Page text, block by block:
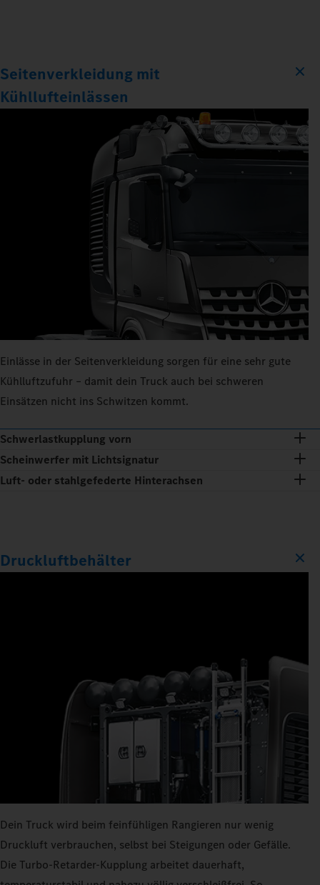
Seitenverkleidung mit
Kühllufteinlässen
Einlässe in der Seitenverkleidung sorgen für eine sehr gute
Kühlluftzufuhr – damit dein Truck auch bei schweren
Einsätzen nicht ins Schwitzen kommt.
Schwerlastkupplung vorn
Scheinwerfer mit Lichtsignatur
Luft- oder stahlgefederte Hinterachsen
Druckluftbehälter
Dein Truck wird beim feinfühligen Rangieren nur wenig
Druckluft verbrauchen, selbst bei Steigungen oder Gefälle.
Die Turbo-Retarder-Kupplung arbeitet dauerhaft,